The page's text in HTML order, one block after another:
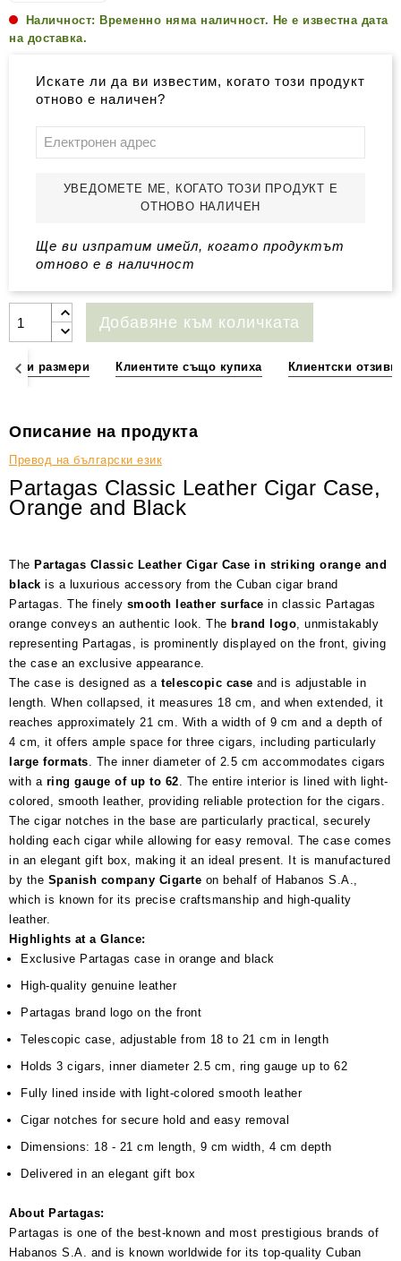
Наличност: Временно няма наличност. Не е известна дата
на доставка.
Искате ли да ви известим, когато този продукт
отново е наличен?
УВЕДОМЕТЕ МЕ, КОГАТО ТОЗИ ПРОДУКТ Е
ОТНОВО НАЛИЧЕН
Ще ви изпратим имейл, когато продуктът
отново е в наличност
Добавяне към количката
и размери Клиентите също купиха Клиентски отзиви
Описание на продукта
Превод на български език
Partagas Classic Leather Cigar Case,
Orange and Black
The Partagas Classic Leather Cigar Case in striking orange and
black is a luxurious accessory from the Cuban cigar brand
Partagas. The finely smooth leather surface in classic Partagas
orange conveys an authentic look. The brand logo, unmistakably
representing Partagas, is prominently displayed on the front, giving
the case an exclusive appearance.
The case is designed as a telescopic case and is adjustable in
length. When collapsed, it measures 18 cm, and when extended, it
reaches approximately 21 cm. With a width of 9 cm and a depth of
4 cm, it offers ample space for three cigars, including particularly
large formats. The inner diameter of 2.5 cm accommodates cigars
with a ring gauge of up to 62. The entire interior is lined with light-
colored, smooth leather, providing reliable protection for the cigars.
The cigar notches in the base are particularly practical, securely
holding each cigar while allowing for easy removal. The case comes
in an elegant gift box, making it an ideal present. It is manufactured
by the Spanish company Cigarte on behalf of Habanos S.A.,
which is known for its precise craftsmanship and high-quality
leather.
Highlights at a Glance:
Exclusive Partagas case in orange and black
High-quality genuine leather
Partagas brand logo on the front
Telescopic case, adjustable from 18 to 21 cm in length
Holds 3 cigars, inner diameter 2.5 cm, ring gauge up to 62
Fully lined inside with light-colored smooth leather
Cigar notches for secure hold and easy removal
Dimensions: 18 - 21 cm length, 9 cm width, 4 cm depth
Delivered in an elegant gift box
About Partagas:
Partagas is one of the best-known and most prestigious brands of
Habanos S.A. and is known worldwide for its top-quality Cuban